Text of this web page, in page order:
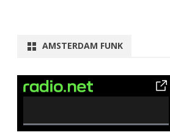
AMSTERDAM FUNK
0% Complete